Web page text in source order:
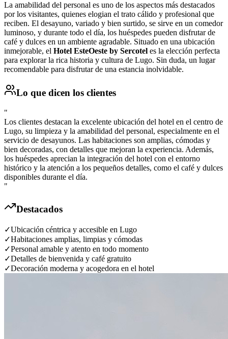
La amabilidad del personal es uno de los aspectos más destacados
por los visitantes, quienes elogian el trato cálido y profesional que
reciben. El desayuno, variado y bien surtido, se sirve en un comedor
luminoso, y durante todo el día, los huéspedes pueden disfrutar de
café y dulces en un ambiente agradable. Situado en una ubicación
inmejorable, el Hotel EsteOeste by Sercotel es la elección perfecta
para explorar la rica historia y cultura de Lugo. Sin duda, un lugar
recomendable para disfrutar de una estancia inolvidable.
Lo que dicen los clientes
"
Los clientes destacan la excelente ubicación del hotel en el centro de
Lugo, su limpieza y la amabilidad del personal, especialmente en el
servicio de desayunos. Las habitaciones son amplias, cómodas y
bien decoradas, con detalles que mejoran la experiencia. Además,
los huéspedes aprecian la integración del hotel con el entorno
histórico y la atención a los pequeños detalles, como el café y dulces
disponibles durante el día.
"
Destacados
✓Ubicación céntrica y accesible en Lugo
✓Habitaciones amplias, limpias y cómodas
✓Personal amable y atento en todo momento
✓Detalles de bienvenida y café gratuito
✓Decoración moderna y acogedora en el hotel